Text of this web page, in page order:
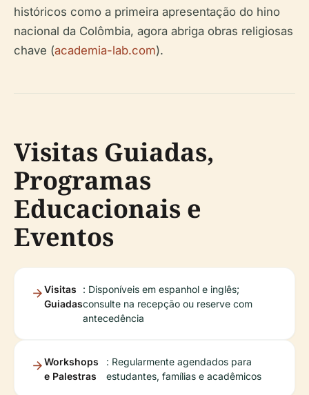
históricos como a primeira apresentação do hino
nacional da Colômbia, agora abriga obras religiosas
chave (academia-lab.com).
Visitas Guiadas,
Programas
Educacionais e
Eventos
Visitas
Guiadas
: Disponíveis em espanhol e inglês;
consulte na recepção ou reserve com
antecedência
Workshops
e Palestras
: Regularmente agendados para
estudantes, famílias e acadêmicos